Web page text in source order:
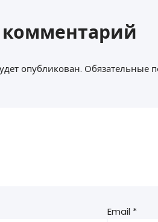
опубликован. Обязательные
Email *